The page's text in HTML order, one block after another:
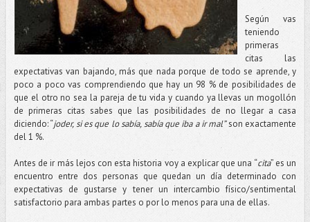
Según vas
teniendo
primeras
citas las
expectativas van bajando, más que nada porque de todo se aprende, y
poco a poco vas comprendiendo que hay un 98 % de posibilidades de
que el otro no sea la pareja de tu vida y cuando ya llevas un mogollón
de primeras citas sabes que las posibilidades de no llegar a casa
diciendo: “joder, si es que lo sabía, sabía que iba a ir mal”son exactamente
del 1 %.
Antes de ir más lejos con esta historia voy a explicar que una “cita” es un
encuentro entre dos personas que quedan un día determinado con
expectativas de gustarse y tener un intercambio físico/sentimental
satisfactorio para ambas partes o por lo menos para una de ellas.